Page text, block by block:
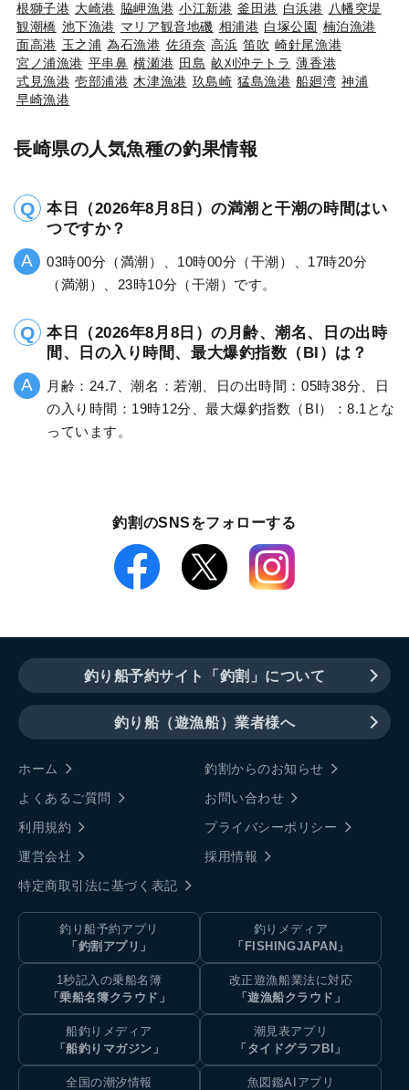
根獅子港 大崎港 脇岬漁港 小江新港 釜田港 白浜港 八幡突堤
観潮橋 池下漁港 マリア観音地磯 相浦港 白塚公園 楠泊漁港
面高港 玉之浦 為石漁港 佐須奈 高浜 笛吹 崎針尾漁港
宮ノ浦漁港 平串鼻 横瀬港 田島 畝刈沖テトラ 薄香港
式見漁港 壱部浦港 木津漁港 玖島崎 猛島漁港 船廻湾 神浦
早崎漁港
長崎県の人気魚種の釣果情報
本日（2026年8月8日）の満潮と干潮の時間はい
つですか？
03時00分（満潮）、10時00分（干潮）、17時20分
（満潮）、23時10分（干潮）です。
本日（2026年8月8日）の月齢、潮名、日の出時
間、日の入り時間、最大爆釣指数（BI）は？
月齢：24.7、潮名：若潮、日の出時間：05時38分、日
の入り時間：19時12分、最大爆釣指数（BI）：8.1とな
っています。
釣割のSNSをフォローする
釣り船予約サイト「釣割」について
釣り船（遊漁船）業者様へ
ホーム
釣割からのお知らせ
よくあるご質問
お問い合わせ
利用規約
プライバシーポリシー
運営会社
採用情報
特定商取引法に基づく表記
釣り船予約アプリ
「釣割アプリ」
釣りメディア
「FISHINGJAPAN」
1秒記入の乗船名簿
「乗船名簿クラウド」
改正遊漁船業法に対応
「遊漁船クラウド」
船釣りメディア
「船釣りマガジン」
潮見表アプリ
「タイドグラフBI」
全国の潮汐情報
魚図鑑AIアプリ